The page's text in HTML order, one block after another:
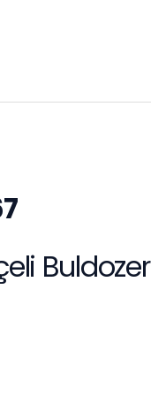
Buldozer